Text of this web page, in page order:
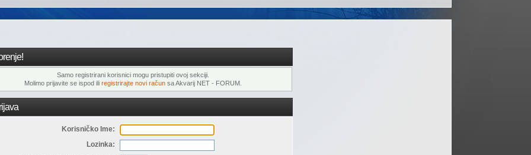
Samo registrirani korisnici mogu pristupiti ovoj sekciji.
Molimo prijavite se ispod ili registrirajte novi računsa Akvarij NET - FORUM.
Korisničko Ime:
Lozinka: